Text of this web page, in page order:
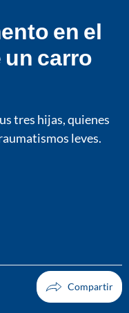
en el
carro
tres hijas, quienes
leves.